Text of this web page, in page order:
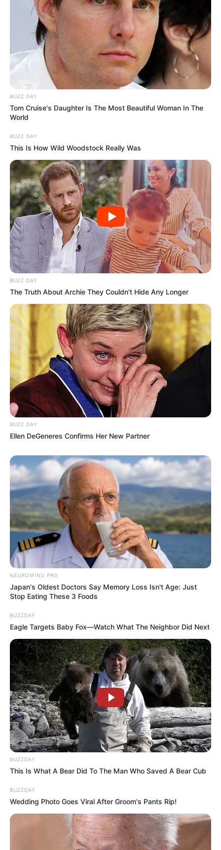
BUZZ DAY
Tom Cruise's Daughter Is The Most Beautiful Woman In The
World
BUZZ DAY
This Is How Wild Woodstock Really Was
BUZZ DAY
The Truth About Archie They Couldn't Hide Any Longer
BUZZ DAY
Ellen DeGeneres Confirms Her New Partner
NEUROMIND PRO
Japan's Oldest Doctors Say Memory Loss Isn't Age: Just
Stop Eating These 3 Foods
BUZZDAY
Eagle Targets Baby Fox—Watch What The Neighbor Did Next
BUZZDAY
This Is What A Bear Did To The Man Who Saved A Bear Cub
BUZZDAY
Wedding Photo Goes Viral After Groom's Pants Rip!